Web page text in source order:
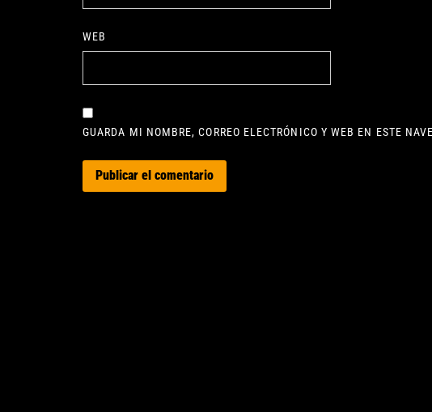
WEB
GUARDA MI NOMBRE, CORREO ELECTRÓNICO Y WEB EN ESTE